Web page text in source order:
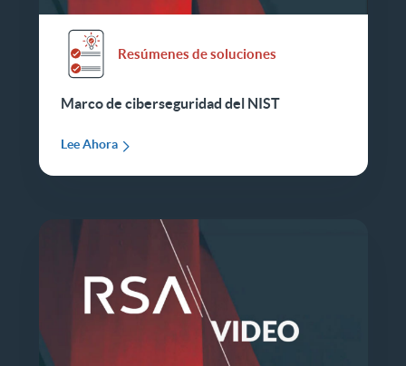
Resúmenes de soluciones
Marco de ciberseguridad del NIST
Lee Ahora